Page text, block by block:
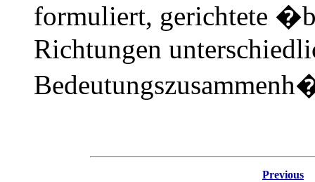
formuliert, gerichtete
Richtungen
Previous